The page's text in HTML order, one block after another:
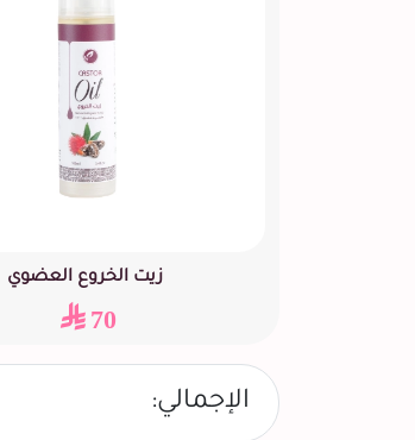
زيت الخروع العضوي
70
الإجمالي: